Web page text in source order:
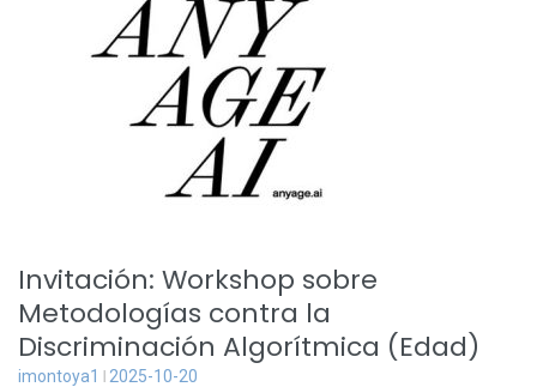
Invitación: Workshop sobre
Metodologías contra la
Discriminación Algorítmica (Edad)
imontoya1 2025-10-20